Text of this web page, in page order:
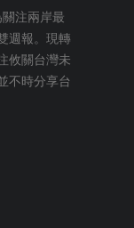
關注兩岸最
週報。現轉
攸關台灣未
不時分享台